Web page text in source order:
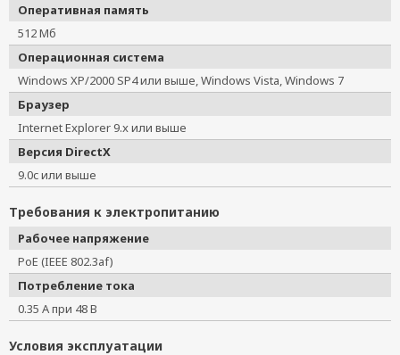
Оперативная память
512 Мб
Операционная система
Windows XP/2000 SP4 или выше, Windows Vista, Windows 7
Браузер
Internet Explorer 9.x или выше
Версия DirectX
9.0c или выше
Требования к электропитанию
Рабочее напряжение
PoE (IEEE 802.3af)
Потребление тока
0.35 А при 48 В
Условия эксплуатации